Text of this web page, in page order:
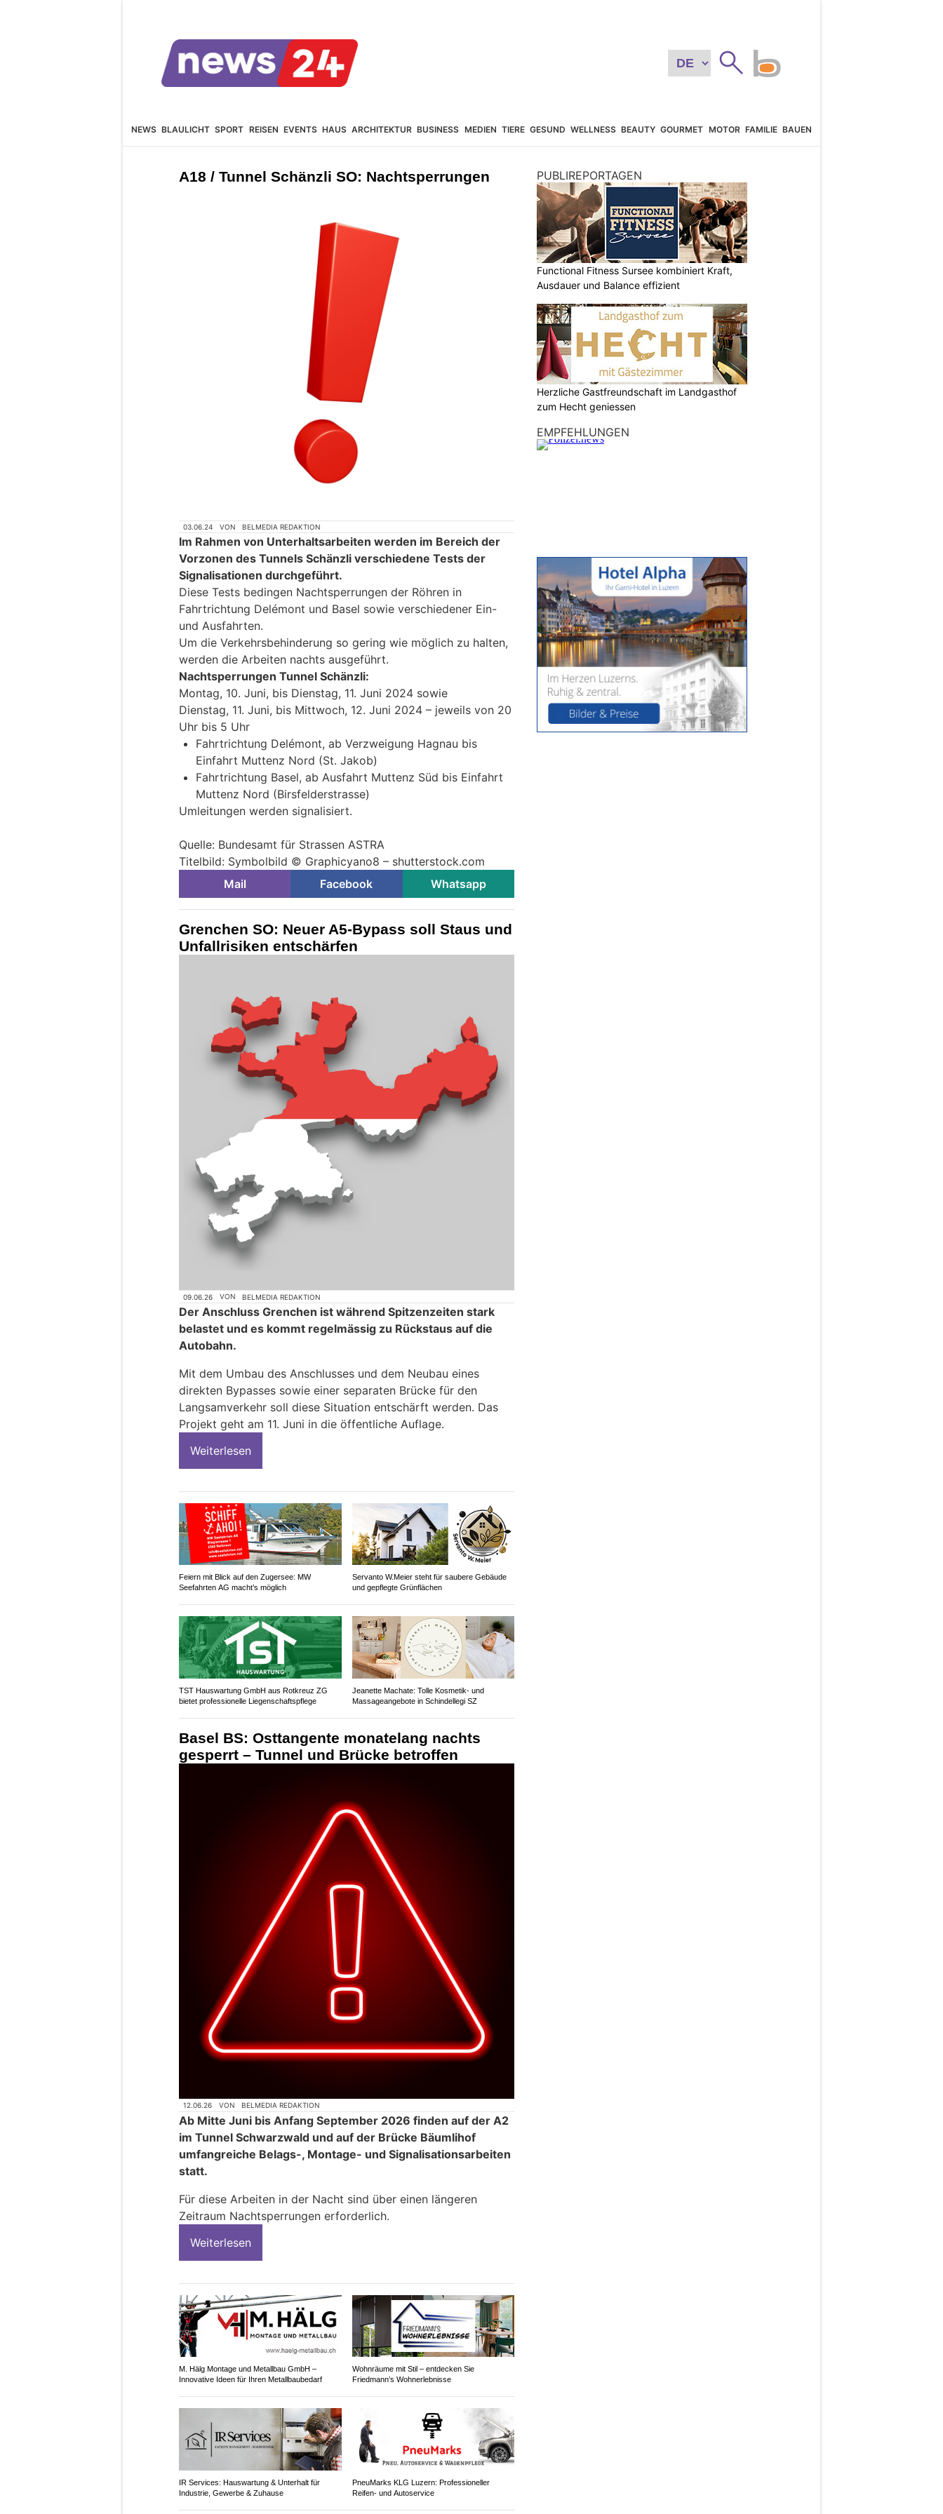
NEWS BLAULICHT SPORT REISEN EVENTS HAUS ARCHITEKTUR BUSINESS MEDIEN TIERE GESUND WELLNESS BEAUTY GOURMET MOTOR FAMILIE BAUEN
A18 / Tunnel Schänzli SO: Nachtsperrungen
03.06.24 VON BELMEDIA REDAKTION
Im Rahmen von Unterhaltsarbeiten werden im Bereich der
Vorzonen des Tunnels Schänzli verschiedene Tests der
Signalisationen durchgeführt.
Diese Tests bedingen Nachtsperrungen der Röhren in
Fahrtrichtung Delémont und Basel sowie verschiedener Ein-
und Ausfahrten.
Um die Verkehrsbehinderung so gering wie möglich zu halten,
werden die Arbeiten nachts ausgeführt.
Nachtsperrungen Tunnel Schänzli:
Montag, 10. Juni, bis Dienstag, 11. Juni 2024 sowie
Dienstag, 11. Juni, bis Mittwoch, 12. Juni 2024 – jeweils von 20
Uhr bis 5 Uhr
Fahrtrichtung Delémont, ab Verzweigung Hagnau bis
Einfahrt Muttenz Nord (St. Jakob)
Fahrtrichtung Basel, ab Ausfahrt Muttenz Süd bis Einfahrt
Muttenz Nord (Birsfelderstrasse)
Umleitungen werden signalisiert.
Quelle: Bundesamt für Strassen ASTRA
Titelbild: Symbolbild © Graphicyano8 – shutterstock.com
Mail
Facebook Whatsapp
Grenchen SO: Neuer A5-Bypass soll Staus und
Unfallrisiken entschärfen
09.06.26 VON BELMEDIA REDAKTION
Der Anschluss Grenchen ist während Spitzenzeiten stark
belastet und es kommt regelmässig zu Rückstaus auf die
Autobahn.
Mit dem Umbau des Anschlusses und dem Neubau eines
direkten Bypasses sowie einer separaten Brücke für den
Langsamverkehr soll diese Situation entschärft werden. Das
Projekt geht am 11. Juni in die öffentliche Auflage.
Weiterlesen
Feiern mit Blick auf den Zugersee: MW
Seefahrten AG macht’s möglich
Servanto W.Meier steht für saubere Gebäude
und gepflegte Grünflächen
TST Hauswartung GmbH aus Rotkreuz ZG
bietet professionelle Liegenschaftspflege
Jeanette Machate: Tolle Kosmetik- und
Massageangebote in Schindellegi SZ
Basel BS: Osttangente monatelang nachts
gesperrt – Tunnel und Brücke betroffen
12.06.26 VON BELMEDIA REDAKTION
Ab Mitte Juni bis Anfang September 2026 finden auf der A2
im Tunnel Schwarzwald und auf der Brücke Bäumlihof
umfangreiche Belags-, Montage- und Signalisationsarbeiten
statt.
Für diese Arbeiten in der Nacht sind über einen längeren
Zeitraum Nachtsperrungen erforderlich.
Weiterlesen
M. Hälg Montage und Metallbau GmbH –
Innovative Ideen für Ihren Metallbaubedarf
Wohnräume mit Stil – entdecken Sie
Friedmann’s Wohnerlebnisse
IR Services: Hauswartung & Unterhalt für
Industrie, Gewerbe & Zuhause
PneuMarks KLG Luzern: Professioneller
Reifen- und Autoservice
PUBLIREPORTAGEN
Functional Fitness Sursee kombiniert Kraft,
Ausdauer und Balance effizient
Herzliche Gastfreundschaft im Landgasthof
zum Hecht geniessen
EMPFEHLUNGEN